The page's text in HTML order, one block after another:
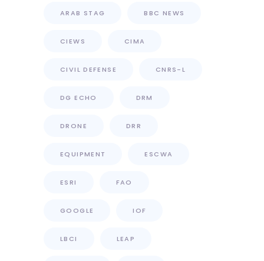
ARAB STAG BBC NEWS
CIEWS CIMA
CIVIL DEFENSE CNRS-L
DG ECHO DRM
DRONE DRR
EQUIPMENT ESCWA
ESRI FAO
GOOGLE IOF
LBCI LEAP